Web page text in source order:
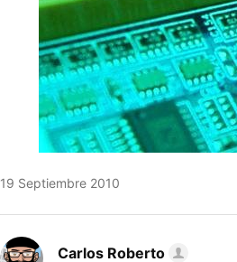
19 Septiembre 2010
Carlos Roberto